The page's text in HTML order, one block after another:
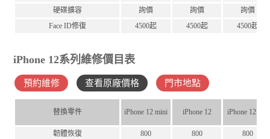
硬碟擴容
詢價 詢價
詢價
Face ID修復
4500起 4500起 4500起
iPhone 12系列維修價目表
預約維修 查看原廠價格 門市地點
替換零件 iPhone 12 mini iPhone 12 iPhone 12 Pro
韌體恢復 800 800
800